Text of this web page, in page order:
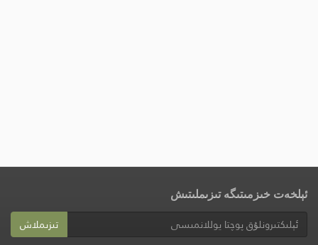
ئېلخەت خىزمىتىگە تىزىملىتىش
تىزىملاش